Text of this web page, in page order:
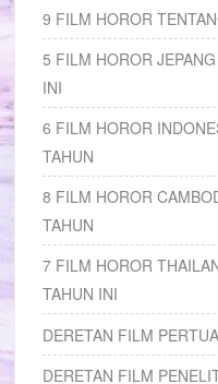
9 FILM HOROR
5 FILM HOROR
INI
6 FILM HOROR
TAHUN
8 FILM HOROR
TAHUN
7 FILM HOROR
TAHUN INI
DERETAN FILM
DERETAN FILM